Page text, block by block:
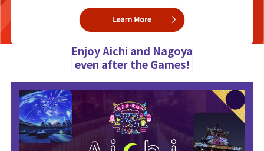
Enjoy Aichi and Nagoya
even after the Games!